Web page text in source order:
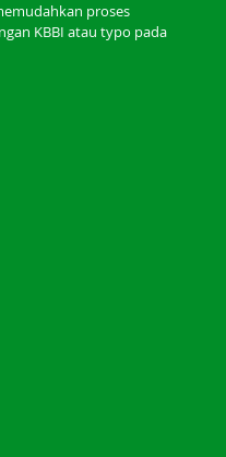
proses
KBBI atau typo pada